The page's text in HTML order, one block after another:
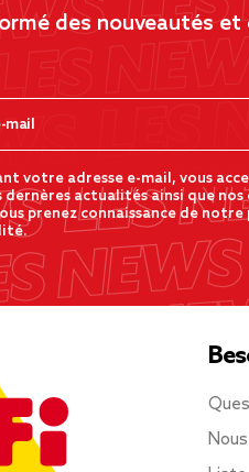
des nouveautés et
votre adresse e-mail, vous
dernères actualités ainsi que nos
prenez connaissance de